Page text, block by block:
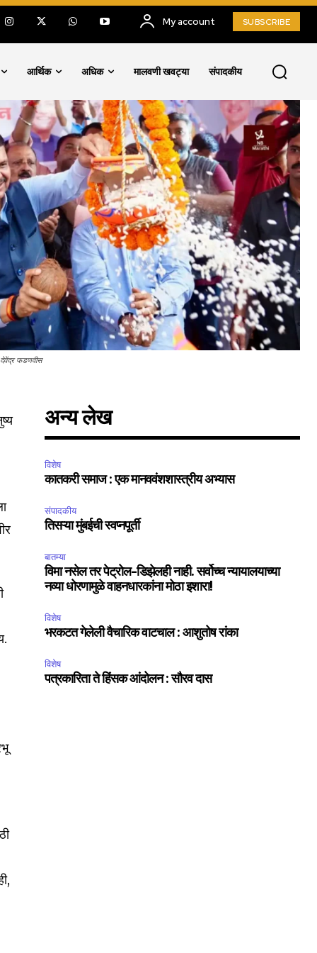
SUBSCRIBE
My account SUBSCRIBE
आर्थिक अधिक मालवणी खवट्या संपादकीय
देवेंद्र फडणवीस
अन्य लेख
विशेष
कातकरी समाज : एक मानववंशशास्त्रीय अभ्यास
संपादकीय
तिसऱ्या मुंबईची स्वप्नपूर्ती
बातम्या
विमा नसेल तर पेट्रोल-डिझेलही नाही. सर्वोच्च न्यायालयाच्या
नव्या धोरणामुळे वाहनधारकांना मोठा इशारा!
विशेष
भरकटत गेलेली वैचारिक वाटचाल : आशुतोष रांका
विशेष
पत्रकारिता ते हिंसक आंदोलन : सौरव दास